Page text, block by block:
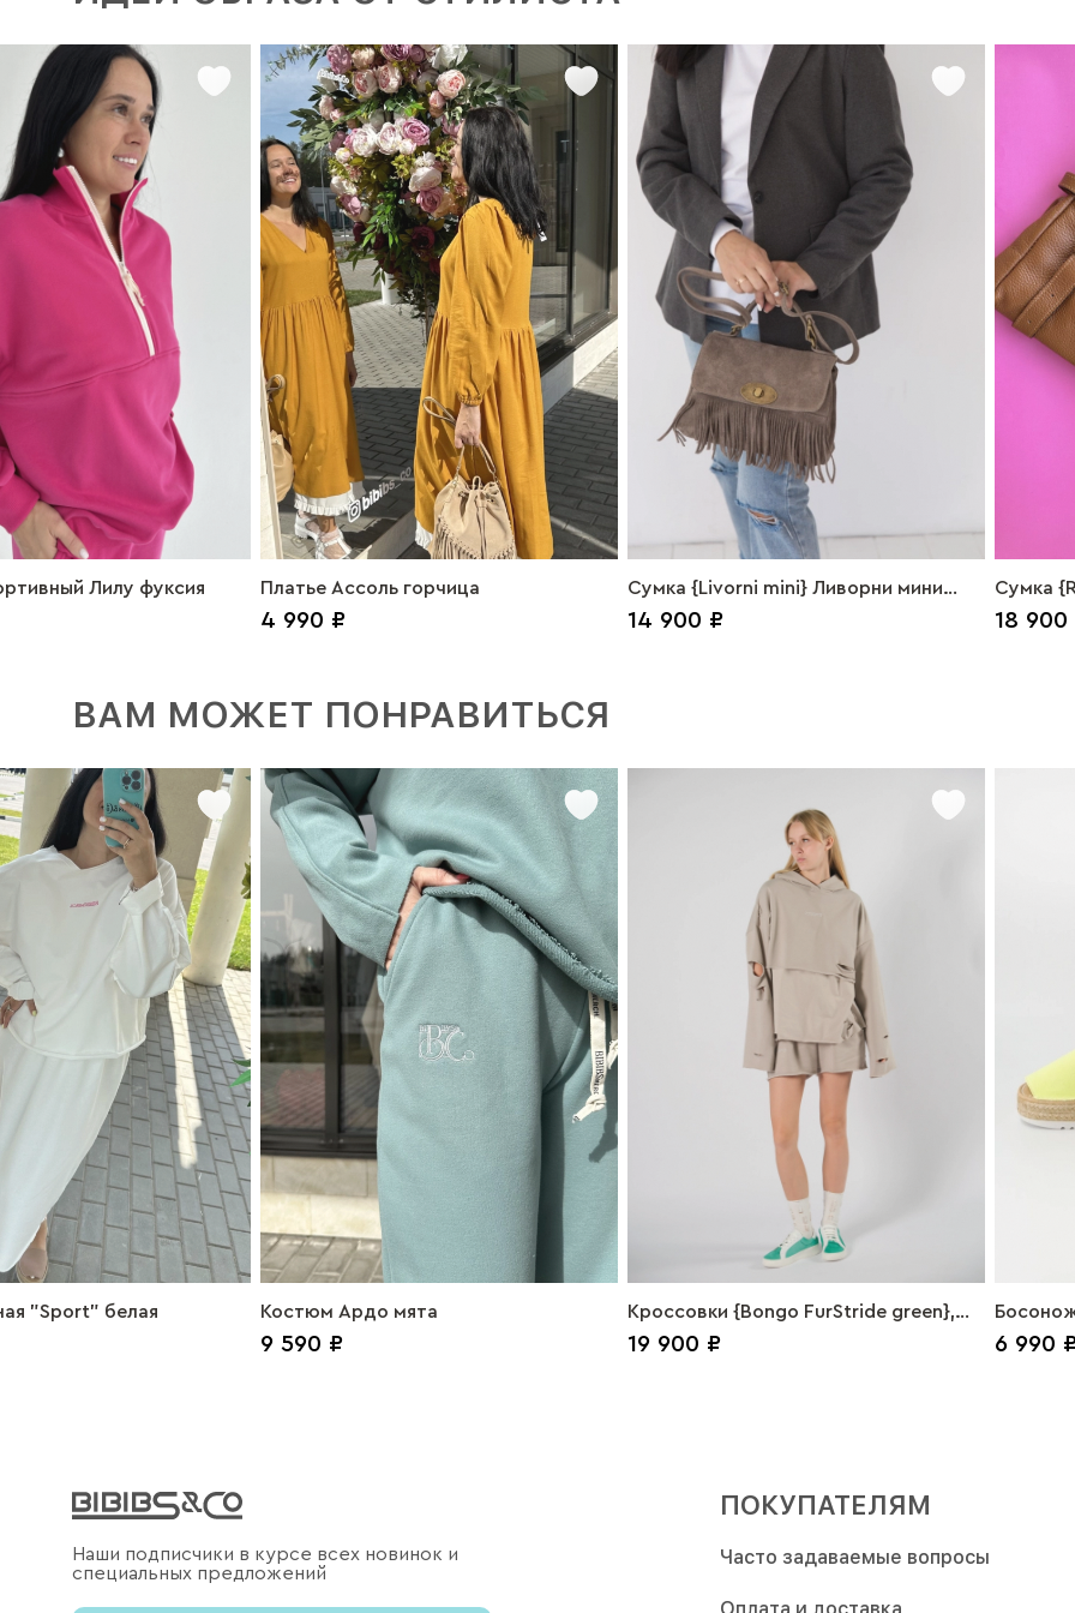
Лилу фуксия Платье Ассоль горчица
4 990 ₽
Сумка {Livorni mini} Ливорни мини
грис
14 900 ₽
Сумка
18 900
ВАМ МОЖЕТ ПОНРАВИТЬСЯ
"Sport" белая Костюм Ардо мята
9 590 ₽
Кроссовки {Bongo FurStride green},
зеленый
19 900 ₽ 6 990
Наши подписчики в курсе всех новинок и
специальных предложений
ПОКУПАТЕЛЯМ
Часто задаваемые вопросы